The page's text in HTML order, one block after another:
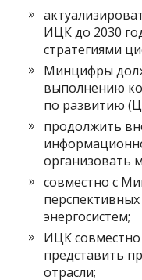
ИЦК до 2030
стратегиями
Минцифры
выполнению
по развитию
продолжить
организовать
совместно с
энергосистем;
ИЦК
представить
отрасли;